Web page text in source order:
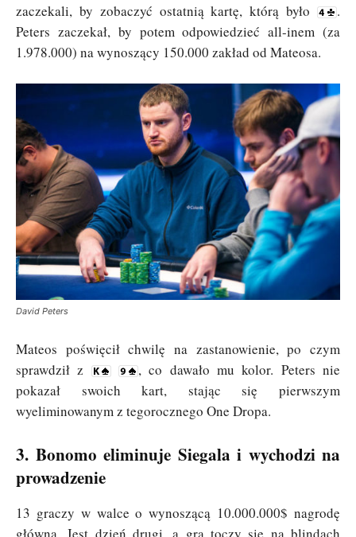
zaczekali, by zobaczyć ostatnią kartę, którą było
.
Peters zaczekał, by potem odpowiedzieć all-inem (za
1.978.000) na wynoszący 150.000 zakład od Mateosa.
David Peters
Mateos poświęcił chwilę na zastanowienie, po czym
sprawdził z
, co dawało mu kolor. Peters nie
pokazał swoich kart, stając się pierwszym
wyeliminowanym z tegorocznego One Dropa.
3. Bonomo eliminuje Siegala i wychodzi na
prowadzenie
13 graczy w walce o wynoszącą 10.000.000$ nagrodę